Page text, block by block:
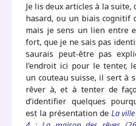
Je lis deux articles à la suite,
hasard, ou un biais cognitif
mais je sens un lien entre
fort, que je ne sais pas
saurais peut-être pas
l’endroit ici pour le tenter,
un couteau suisse, il sert à
rêver à, et à tenter de
d’identifier quelques
est la présentation de La